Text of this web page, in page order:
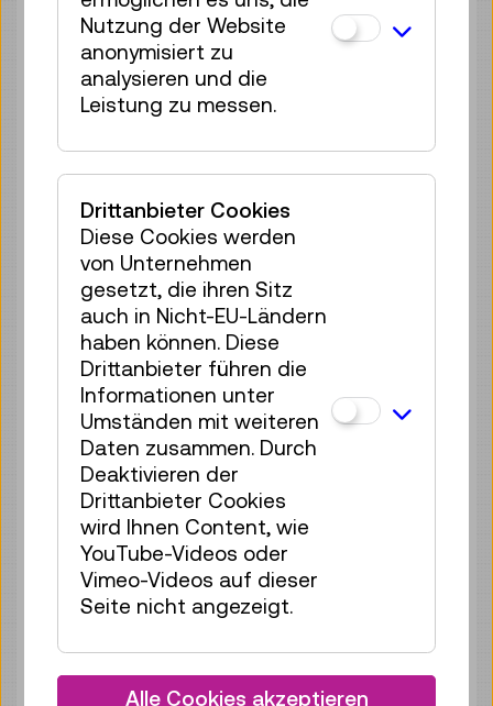
33 Plätze frei
€ 2,50
Sa 08.08. 16:00–16:40
35 Plätze frei
€ 2,50
Tickets
Sa 08.08. 17:00–17:40
Reservierung Kinderbereich
35 Plätze frei
€ 2,50
So 09.08. 11:00– 11:40
Reservierung Kinderbereich
35 Plätze frei
€ 2,50
So 09.08. 12:00 –12:40
Reservierung Kinderbereich
35 Plätze frei
€ 2,50
So 09.08. 13:00–13:40
Reservierung Kinderbereich
Nutzung der Website
anonymisiert zu
analysieren und die
Leistung zu messen.
Drittanbieter Cookies
Diese Cookies werden
von Unternehmen
gesetzt, die ihren Sitz
auch in Nicht-EU-Ländern
haben können. Diese
Drittanbieter führen die
Informationen unter
Umständen mit weiteren
Daten zusammen. Durch
Deaktivieren der
Drittanbieter Cookies
wird Ihnen Content, wie
YouTube-Videos oder
Vimeo-Videos auf dieser
Seite nicht angezeigt.
Alle Cookies akzeptieren